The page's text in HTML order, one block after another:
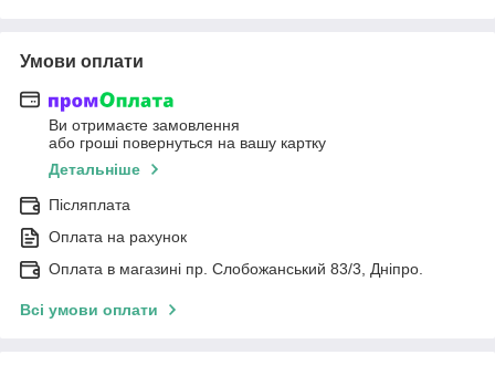
Умови оплати
Ви отримаєте замовлення
або гроші повернуться на вашу картку
Детальніше
Післяплата
Оплата на рахунок
Оплата в магазині пр. Слобожанський 83/3, Дніпро.
Всі умови оплати